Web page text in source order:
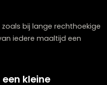
midden zit, ontstaat
en gerechten
handbereik staat. Het